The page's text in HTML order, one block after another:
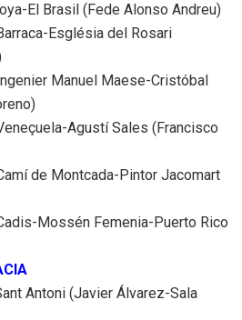
El Brasil (Fede Alonso Andreu)
Església del Rosari
Manuel Maese-Cristóbal
Agustí Sales (Francisco
de Montcada-Pintor Jacomart
Mossén Femenia-Puerto Rico
Antoni (Javier Álvarez-Sala